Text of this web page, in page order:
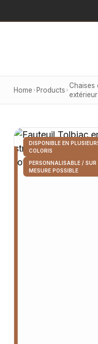
Home Products
Chaises
DISPONIBLE EN
COLORIS
PERSONNALISABLE / SUR
MESURE POSSIBLE